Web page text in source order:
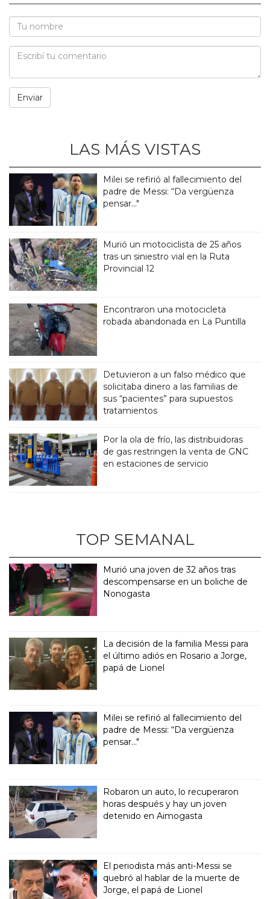
LAS MÁS VISTAS
Milei se refirió al fallecimiento del
padre de Messi: “Da vergüenza
pensar..."
Murió un motociclista de 25 años
tras un siniestro vial en la Ruta
Provincial 12
Encontraron una motocicleta
robada abandonada en La Puntilla
Detuvieron a un falso médico que
solicitaba dinero a las familias de
sus “pacientes” para supuestos
tratamientos
Por la ola de frío, las distribuidoras
de gas restringen la venta de GNC
en estaciones de servicio
TOP SEMANAL
Murió una joven de 32 años tras
descompensarse en un boliche de
Nonogasta
La decisión de la familia Messi para
el último adiós en Rosario a Jorge,
papá de Lionel
Milei se refirió al fallecimiento del
padre de Messi: “Da vergüenza
pensar..."
Robaron un auto, lo recuperaron
horas después y hay un joven
detenido en Aimogasta
El periodista más anti-Messi se
quebró al hablar de la muerte de
Jorge, el papá de Lionel